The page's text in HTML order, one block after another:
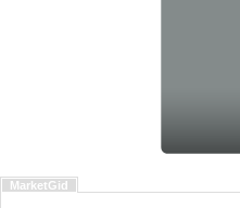
MarketGid